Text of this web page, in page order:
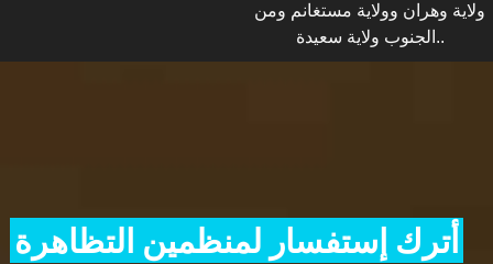
ولاية وهران وولاية مستغانم ومن
الجنوب ولاية سعيدة..
أترك إستفسار لمنظمين التظاهرة